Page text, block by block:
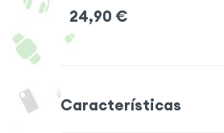
24,90 €
Características